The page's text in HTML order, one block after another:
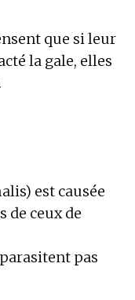
que si leur
la gale, elles
est causée
de ceux de
pas